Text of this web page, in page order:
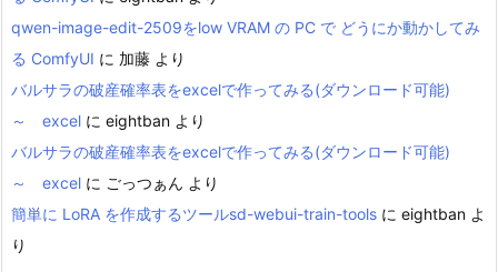
qwen-image-edit-2509をlow VRAM の PC で どうにか動かしてみ
る ComfyUI に 加藤 より
バルサラの破産確率表をexcelで作ってみる(ダウンロード可能)
～ excel に eightban より
バルサラの破産確率表をexcelで作ってみる(ダウンロード可能)
～ excel に ごっつぁん より
簡単に LoRA を作成するツールsd-webui-train-tools に eightban よ
り